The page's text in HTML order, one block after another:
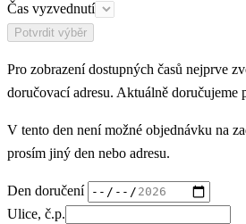
Čas vyzvednutí
Potvrdit výběr
Pro zobrazení dostupných časů nejprve
doručovací adresu. Aktuálně doručujeme
V tento den není možné objednávku na
prosím jiný den nebo adresu.
Den doručení
Ulice, č.p.